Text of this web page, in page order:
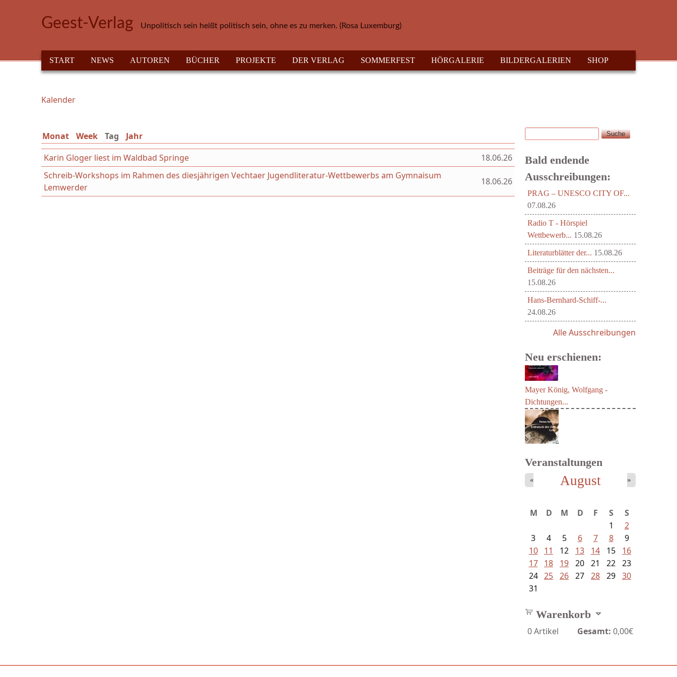
Geest-Verlag Unpolitisch sein heißt politisch sein, ohne es zu merken. (Rosa Luxemburg)
HAUPTMENÜ
START NEWS AUTOREN BÜCHER PROJEKTE DER VERLAG SOMMERFEST HÖRGALERIE BILDERGALERIEN SHOP
Sie sind hier
Kalender
Monat Week Tag (aktiver Reiter)
Jahr
Karin Gloger liest im Waldbad Springe
18.06.26
Schreib-Workshops im Rahmen des diesjährigen Vechtaer Jugendliteratur-Wettbewerbs am Gymnaisum
Lemwerder
18.06.26
Suchformular
Suche
Bald endende
Ausschreibungen:
PRAG – UNESCO CITY OF...
07.08.26
Radio T - Hörspiel
Wettbewerb... 15.08.26
Literaturblätter der... 15.08.26
Beiträge für den nächsten...
15.08.26
Hans-Bernhard-Schiff-...
24.08.26
Alle Ausschreibungen
Neu erschienen:
Mayer König, Wolfgang -
Dichtungen...
Veranstaltungen
August
« »
M D M D F S
S
1
2
3
4 5 6 7 8
9
10
11 12 13 14 15
16
17
18 19 20 21 22 23
24 25 26 27 28 29 30
31
Warenkorb
0Artikel Gesamt: 0,00€